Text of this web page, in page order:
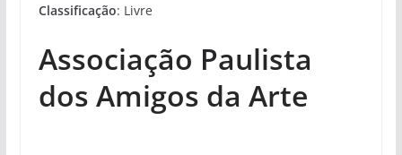
Classificação: Livre
Associação Paulista
dos Amigos da Arte